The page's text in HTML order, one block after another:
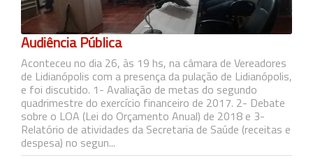
Audiência Pública
Aconteceu no dia 26, às 19 hs, na câmara de Vereadores
de Lidianópolis com a presença da pulação de Lidianópolis,
e foi discutido. 1- Avaliação de metas do segundo
quadrimestre do exercício financeiro de 2017. 2- Debate
sobre o LOA (Lei do Orçamento Anual) de 2018 e 3-
Relatório de atividades da Secretaria de Saúde (receitas e
despesa) no segun...